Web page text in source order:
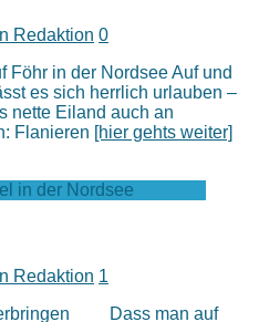
Redaktion 0
Föhr in der Nordsee Auf und
es sich herrlich urlauben –
nette Eiland auch an
Flanieren [hier gehts weiter]
in der Nordsee
Redaktion 1
Dass man auf